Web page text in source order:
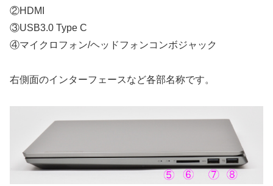
②HDMI
③USB3.0 Type C
④マイクロフォン/ヘッドフォンコンボジャック
右側面のインターフェースなど各部名称です。